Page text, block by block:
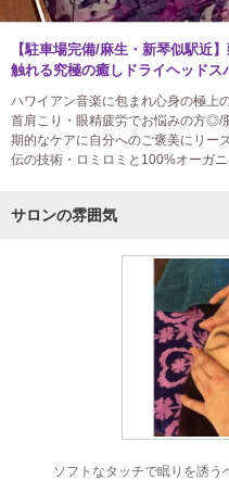
【駐車場完備/麻生・新琴似駅近
触れる究極の癒しドライヘッドス
ハワイアン音楽に包まれ心身の極上
首肩こり・眼精疲労でお悩みの方◎/
期的なケアに自分へのご褒美にリー
伝の技術・ロミロミと100%オーガ
サロンの雰囲気
ソフトなタッチで眠りを誘